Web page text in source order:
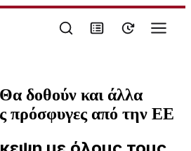
δοθούν και άλλα
πρόσφυγες από την ΕΕ